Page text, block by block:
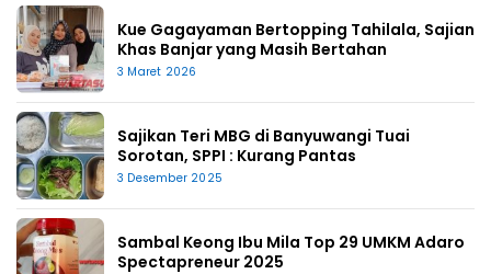
Kue Gagayaman Bertopping Tahilala, Sajian
Khas Banjar yang Masih Bertahan
3 Maret 2026
Sajikan Teri MBG di Banyuwangi Tuai
Sorotan, SPPI : Kurang Pantas
3 Desember 2025
Sambal Keong Ibu Mila Top 29 UMKM Adaro
Spectapreneur 2025